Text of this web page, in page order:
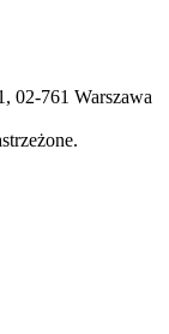
02-761 Warszawa